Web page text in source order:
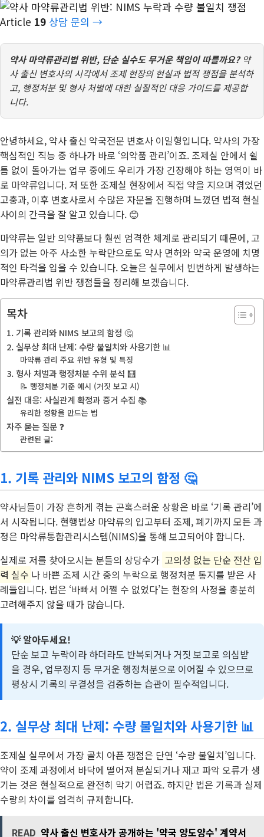
Article 19 상담 문의 →
약사 마약류관리법 위반, 단순 실수도 무거운 책임이 따를까요?약
사 출신 변호사의 시각에서 조제 현장의 현실과 법적 쟁점을 분석하
고, 행정처분 및 형사 처벌에 대한 실질적인 대응 가이드를 제공합
니다.
안녕하세요, 약사 출신 약국전문 변호사 이일형입니다. 약사의 가장
핵심적인 직능 중 하나가 바로 ‘의약품 관리’이죠. 조제실 안에서 쉴
틈 없이 돌아가는 업무 중에도 우리가 가장 긴장해야 하는 영역이 바
로 마약류입니다. 저 또한 조제실 현장에서 직접 약을 지으며 겪었던
고충과, 이후 변호사로서 수많은 자문을 진행하며 느꼈던 법적 현실
사이의 간극을 잘 알고 있습니다. 😊
마약류는 일반 의약품보다 훨씬 엄격한 체계로 관리되기 때문에, 고
의가 없는 아주 사소한 누락만으로도 약사 면허와 약국 운영에 치명
적인 타격을 입을 수 있습니다. 오늘은 실무에서 빈번하게 발생하는
마약류관리법 위반 쟁점들을 정리해 보겠습니다.
목차
1. 기록 관리와 NIMS 보고의 함정 🤔
2. 실무상 최대 난제: 수량 불일치와 사용기한 📊
마약류 관리 주요 위반 유형 및 특징
3. 형사 처벌과 행정처분 수위 분석 🧮
📝 행정처분 기준 예시 (거짓 보고 시)
실전 대응: 사실관계 확정과 증거 수집 📚
유리한 정황을 만드는 법
자주 묻는 질문 ❓
관련된 글:
1. 기록 관리와 NIMS 보고의 함정 🤔
약사님들이 가장 흔하게 겪는 곤혹스러운 상황은 바로 ‘기록 관리’에
서 시작됩니다. 현행법상 마약류의 입고부터 조제, 폐기까지 모든 과
정은 마약류통합관리시스템(NIMS)을 통해 보고되어야 합니다.
실제로 저를 찾아오시는 분들의 상당수가 고의성 없는 단순 전산 입
력 실수 나 바쁜 조제 시간 중의 누락으로 행정처분 통지를 받은 사
례들입니다. 법은 ‘바빠서 어쩔 수 없었다’는 현장의 사정을 충분히
고려해주지 않을 때가 많습니다.
💡 알아두세요!
단순 보고 누락이라 하더라도 반복되거나 거짓 보고로 의심받
을 경우, 업무정지 등 무거운 행정처분으로 이어질 수 있으므로
평상시 기록의 무결성을 검증하는 습관이 필수적입니다.
2. 실무상 최대 난제: 수량 불일치와 사용기한 📊
조제실 실무에서 가장 골치 아픈 쟁점은 단연 ‘수량 불일치’입니다.
약이 조제 과정에서 바닥에 떨어져 분실되거나 재고 파악 오류가 생
기는 것은 현실적으로 완전히 막기 어렵죠. 하지만 법은 기록과 실제
수량의 차이를 엄격히 규제합니다.
READ 약사 출신 변호사가 공개하는 '약국 양도양수' 계약서